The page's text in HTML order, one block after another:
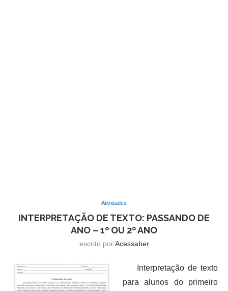
Atividades
INTERPRETAÇÃO DE TEXTO: PASSANDO DE
ANO – 1º OU 2º ANO
escrito porAcessaber
Interpretação de texto
para alunos do primeiro